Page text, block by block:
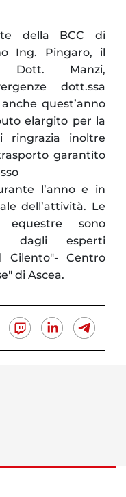
della BCC di
Ing. Pingaro, il
Manzi,
dott.ssa
quest’anno
elargito per la
ringrazia inoltre
garantito
l’anno e in
dell’attività. Le
sono
dagli esperti
Cilento"- Centro
di Ascea.